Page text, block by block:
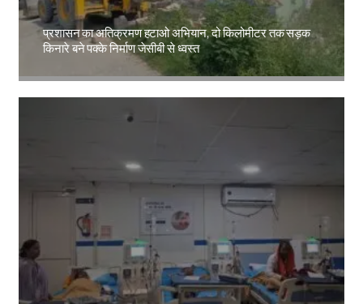
प्रशासन का अतिक्रमण हटाओ अभियान, दो किलोमीटर तक सड़क
किनारे बने पक्के निर्माण जेसीबी से ध्वस्त